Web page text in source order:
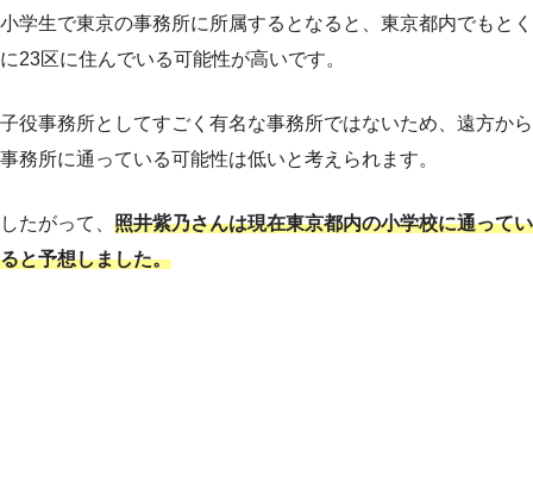
小学生で東京の事務所に所属するとなると、東京都内でもとく
に23区に住んでいる可能性が高いです。
子役事務所としてすごく有名な事務所ではないため、遠方から
事務所に通っている可能性は低いと考えられます。
したがって、 照井紫乃さんは現在東京都内の小学校に通ってい
ると予想しました。